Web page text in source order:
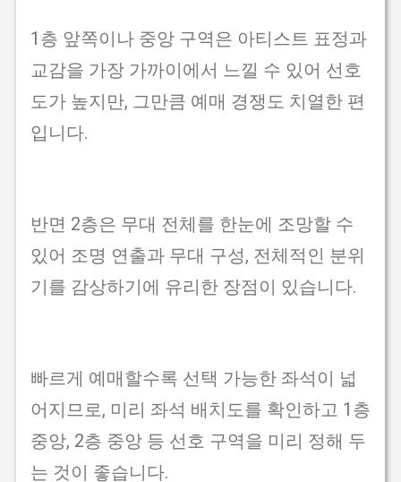
1층 앞쪽이나 중앙 구역은 아티스트 표정과
교감을 가장 가까이에서 느낄 수 있어 선호
도가 높지만, 그만큼 예매 경쟁도 치열한 편
입니다.
반면 2층은 무대 전체를 한눈에 조망할 수
있어 조명 연출과 무대 구성, 전체적인 분위
기를 감상하기에 유리한 장점이 있습니다.
빠르게 예매할수록 선택 가능한 좌석이 넓
어지므로, 미리 좌석 배치도를 확인하고 1층
중앙, 2층 중앙 등 선호 구역을 미리 정해 두
는 것이 좋습니다.